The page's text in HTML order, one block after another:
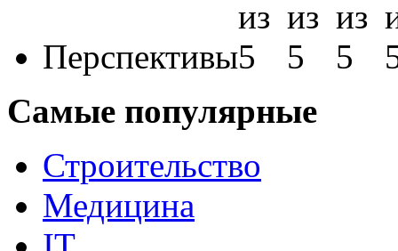
Перспективы
Самые популярные
Строительство
Медицина